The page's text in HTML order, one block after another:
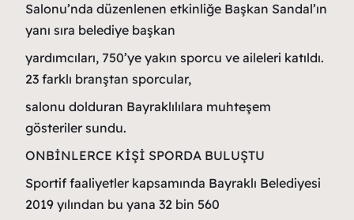
Salonu’nda düzenlenen etkinliğe Başkan Sandal’ın
yanı sıra belediye başkan
yardımcıları, 750’ye yakın sporcu ve aileleri katıldı.
23 farklı branştan sporcular,
salonu dolduran Bayraklılılara muhteşem
gösteriler sundu.
ONBİNLERCE KİŞİ SPORDA BULUŞTU
Sportif faaliyetler kapsamında Bayraklı Belediyesi
2019 yılından bu yana 32 bin 560